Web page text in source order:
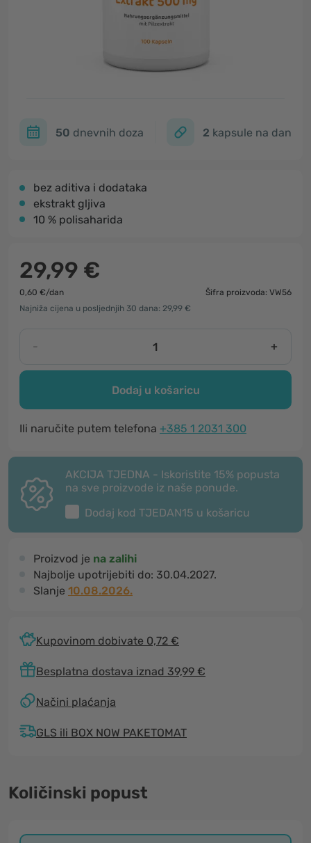
50 dnevnih doza 2 kapsule na dan
bez aditiva i dodataka
ekstrakt gljiva
10 % polisaharida
29,99 €
0,60 €/dan
Šifra proizvoda: VW56
Najniža cijena u posljednjih 30 dana: 29,99 €
- +
Dodaj u košaricu
Ili naručite putem telefona +385 1 2031 300
AKCIJA TJEDNA - Iskoristite 15% popusta
na sve proizvode iz naše ponude.
Dodaj kod TJEDAN15 u košaricu
Proizvod je na zalihi
Najbolje upotrijebiti do: 30.04.2027.
Slanje 10.08.2026.
Kupovinom dobivate 0,72 €
Besplatna dostava iznad 39,99 €
Načini plaćanja
GLS ili BOX NOW PAKETOMAT
Količinski popust